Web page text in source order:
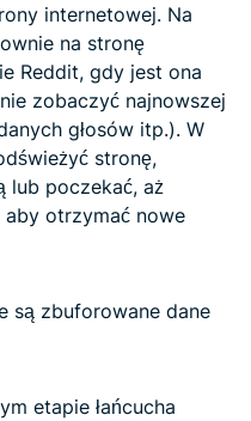
internetowej. Na
na stronę
Reddit, gdy jest ona
zobaczyć najnowszej
głosów itp.). W
stronę,
lub poczekać, aż
aby otrzymać nowe
są zbuforowane dane
etapie łańcucha